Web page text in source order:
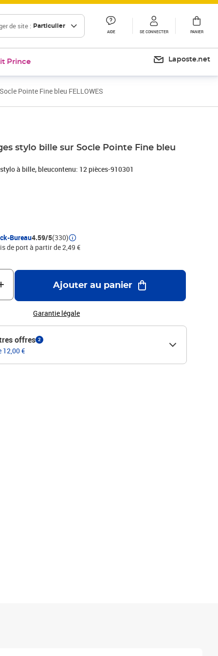
de site : Particulier
AIDE SE CONNECTER PANIER
Prince Laposte.net
Pointe Fine bleu FELLOWES
stylo bille sur Socle Pointe Fine bleu
à bille, bleucontenu: 12 pièces-910301
Bureau4.59/5(330)
de port à partir de 2,49 €
Ajouter au panier
Garantie légale
offres 2
12,00 €